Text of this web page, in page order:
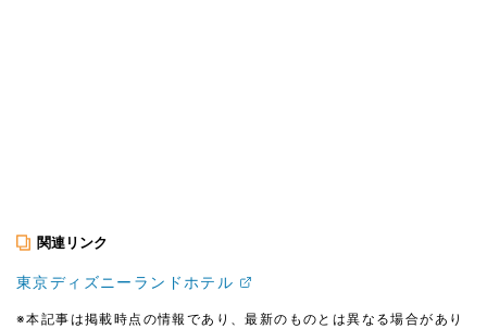
関連リンク
東京ディズニーランドホテル
※本記事は掲載時点の情報であり、最新のものとは異なる場合があり